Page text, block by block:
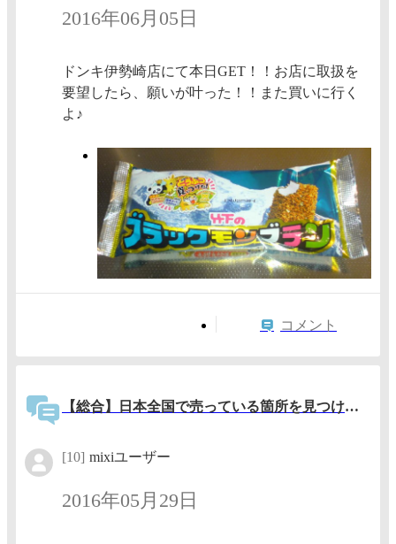
2016年06月05日
ドンキ伊勢崎店にて本日GET！！お店に取扱を
要望したら、願いが叶った！！また買いに行く
よ♪
コメント
【総合】日本全国で売っている箇所を見つけたら書き込むトピック
[10] mixiユーザー
2016年05月29日